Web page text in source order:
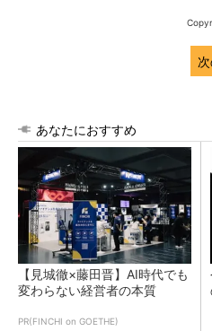
あなたにおすすめ
【見城徹×藤田晋】AI時代でも
変わらない経営者の本質
PR(FINCHI on GOETHE)